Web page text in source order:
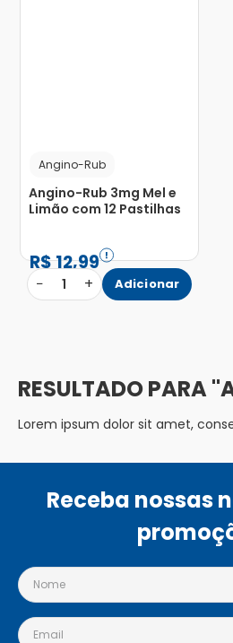
Angino-Rub
Angino-Rub 3mg Mel e
Limão com 12 Pastilhas
R$12,99
− 1 + Adicionar
Lorem ipsum dolor sit amet,
Receba nossas